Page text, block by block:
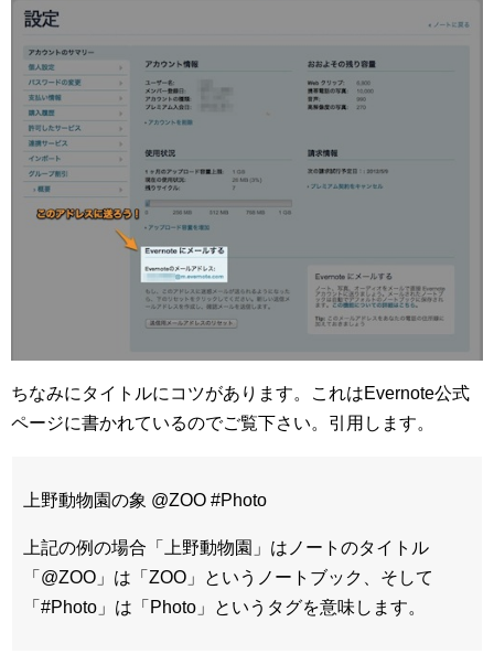
ちなみにタイトルにコツがあります。これはEvernote公式
ページに書かれているのでご覧下さい。引用します。
上野動物園の象 @ZOO #Photo
上記の例の場合「上野動物園」はノートのタイトル
「@ZOO」は「ZOO」というノートブック、そして
「#Photo」は「Photo」というタグを意味します。